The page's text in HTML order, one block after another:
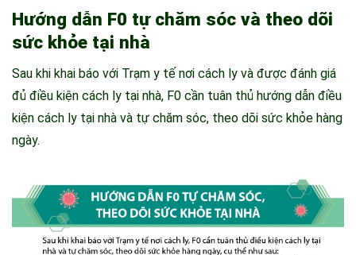
Hướng dẫn F0 tự chăm sóc và theo dõi
sức khỏe tại nhà
Sau khi khai báo với Trạm y tế nơi cách ly và được đánh giá
đủ điều kiện cách ly tại nhà, F0 cần tuân thủ hướng dẫn điều
kiện cách ly tại nhà và tự chăm sóc, theo dõi sức khỏe hàng
ngày.